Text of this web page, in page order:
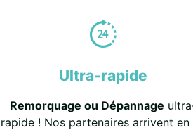
Ultra-rapide
Remorquage ou Dépannage
rapide ! Nos partenaires arrivent en